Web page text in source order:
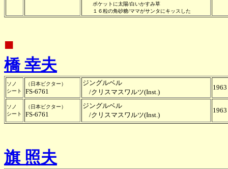
ポケットに太陽/白いかすみ草
１６粒の角砂糖/ママがサンタにキッスした
■
橋 幸夫
ソノ
シート
（日本ビクター）
FS-6761
ジングルベル
/クリスマスワルツ(Inst.)
1963
ソノ
シート
（日本ビクター）
FS-6761
ジングルベル
/クリスマスワルツ(Inst.)
1963
旗 照夫